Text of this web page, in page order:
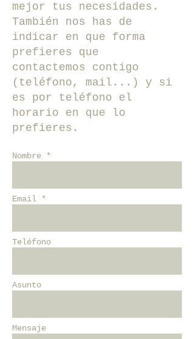
mejor tus necesidades.
También nos has de
indicar en que forma
prefieres que
contactemos contigo
(teléfono, mail...) y si
es por teléfono el
horario en que lo
prefieres.
Nombre *
Email *
Teléfono
Asunto
Mensaje